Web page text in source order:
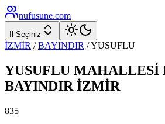
nufusune.com
İl Seçiniz
İZMİR / BAYINDIR /YUSUFLU
YUSUFLU MAHALLESİ
BAYINDIR İZMİR
835